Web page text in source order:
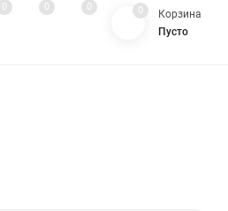
0 0 0 0
Корзина
Пусто